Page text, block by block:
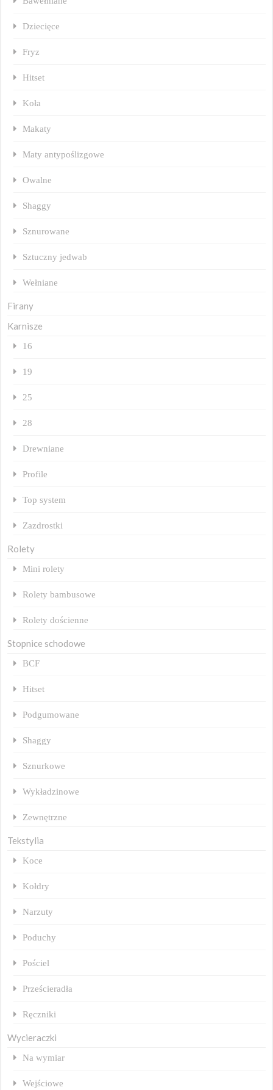
Dziecięce
Fryz
Hitset
Koła
Makaty
Maty antypoślizgowe
Owalne
Shaggy
Sznurowane
Sztuczny jedwab
Wełniane
Firany
Karnisze
16
19
25
28
Drewniane
Profile
Top system
Zazdrostki
Rolety
Mini rolety
Rolety bambusowe
Rolety dościenne
Stopnice schodowe
BCF
Hitset
Podgumowane
Shaggy
Sznurkowe
Wykładzinowe
Zewnętrzne
Tekstylia
Koce
Kołdry
Narzuty
Poduchy
Pościel
Prześcieradła
Ręczniki
Wycieraczki
Na wymiar
Wejściowe